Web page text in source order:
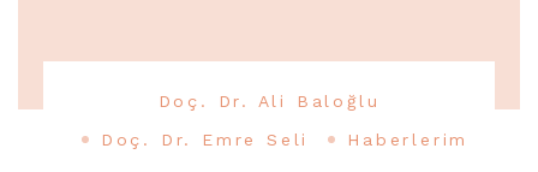
Doç. Dr. Ali Baloğlu
Doç. Dr. Emre Seli
Haberlerim